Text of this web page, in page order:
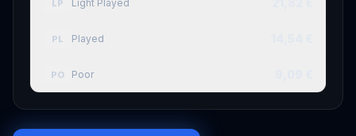
LP Light Played
PL Played
PO Poor